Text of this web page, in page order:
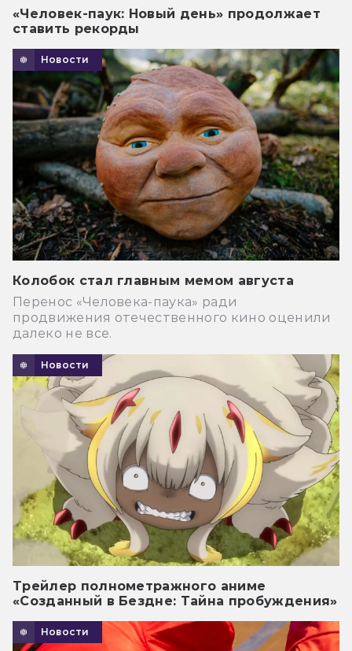
«Человек-паук: Новый день» продолжает
ставить рекорды
Новости
Колобок стал главным мемом августа
Перенос «Человека-паука» ради
продвижения отечественного кино оценили
далеко не все.
Новости
Трейлер полнометражного аниме
«Созданный в Бездне: Тайна пробуждения»
Новости